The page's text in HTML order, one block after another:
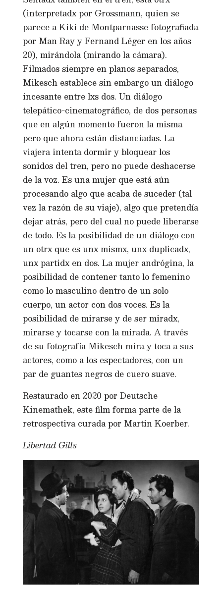
(interpretadx por Grossmann, quien se
parece a Kiki de Montparnasse fotografiada
por Man Ray y Fernand Léger en los años
20), mirándola (mirando la cámara).
Filmados siempre en planos separados,
Mikesch establece sin embargo un diálogo
incesante entre lxs dos. Un diálogo
telepático-cinematográfico, de dos personas
que en algún momento fueron la misma
pero que ahora están distanciadas. La
viajera intenta dormir y bloquear los
sonidos del tren, pero no puede deshacerse
de la voz. Es una mujer que está aún
procesando algo que acaba de suceder (tal
vez la razón de su viaje), algo que pretendía
dejar atrás, pero del cual no puede liberarse
de todo. Es la posibilidad de un diálogo con
un otrx que es unx mismx, unx duplicadx,
unx partidx en dos. La mujer andrógina, la
posibilidad de contener tanto lo femenino
como lo masculino dentro de un solo
cuerpo, un actor con dos voces. Es la
posibilidad de mirarse y de ser miradx,
mirarse y tocarse con la mirada. A través
de su fotografía Mikesch mira y toca a sus
actores, como a los espectadores, con un
par de guantes negros de cuero suave.
Restaurado en 2020 por Deutsche
Kinemathek, este film forma parte de la
retrospectiva curada por Martin Koerber.
Libertad Gills